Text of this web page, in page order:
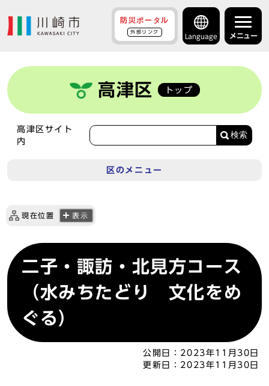
防災ポータル
外部リンク
Language メニュー
高津区 トップ
高津区サイト
内
検索
区のメニュー
現在位置 表示
二子・諏訪・北見方コース
（水みちたどり 文化をめ
ぐる）
公開日： 2023年11月30日
更新日： 2023年11月30日